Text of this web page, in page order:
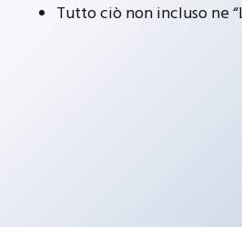
Tutto ciò non incluso ne